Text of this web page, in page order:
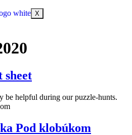
X
sheet
be helpful during our puzzle-hunts.
Pod klobúkom